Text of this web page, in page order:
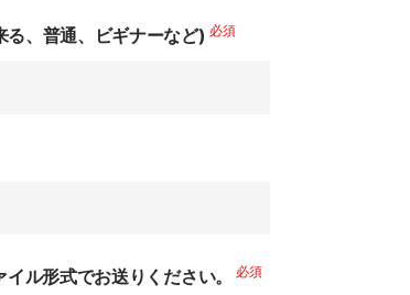
、普通、ビギナーなど) 必須
ル形式でお送りください。 必須